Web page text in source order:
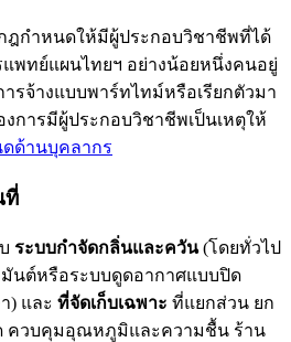
ฎกำหนดให้มีผู้ประกอบวิชาชีพที่ได้
พทย์แผนไทยฯ อย่างน้อยหนึ่งคนอยู่
ารจ้างแบบพาร์ทไทม์หรือเรียกตัวมา
การมีผู้ประกอบวิชาชีพเป็นเหตุให้
ด้านบุคลากร
ที่
ระบบกำจัดกลิ่นและควัน(โดยทั่วไป
นต์หรือระบบดูดอากาศแบบปิด
) และ ที่จัดเก็บเฉพาะ ที่แยกส่วน ยก
ควบคุมอุณหภูมิและความชื้น ร้าน